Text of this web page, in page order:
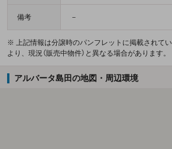
備考 －
※ 上記情報は分譲時のパンフレットに掲載されて
より、現況（販売中物件）と異なる場合があります。
アルバータ島田の地図・周辺環境